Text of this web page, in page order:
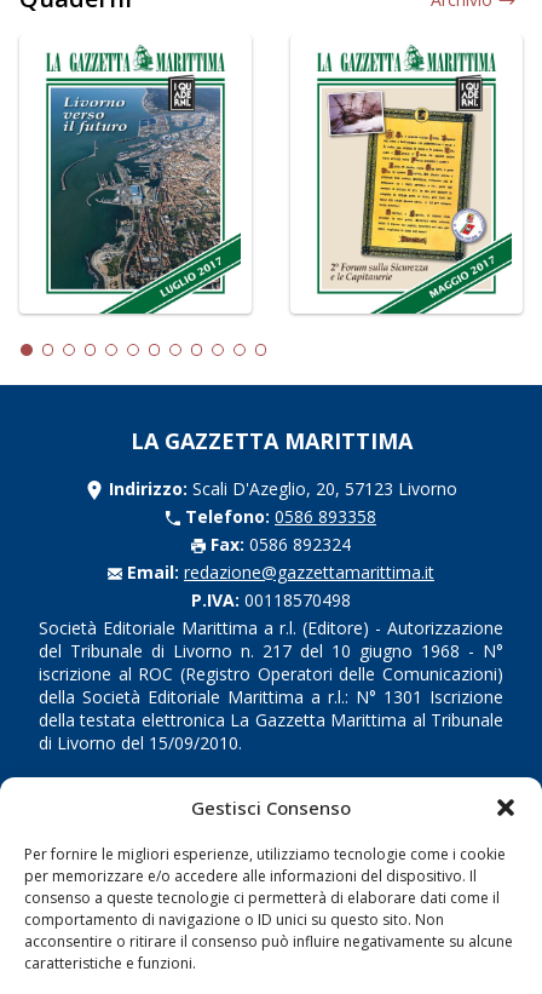
Gestisci Consenso
Per fornire le migliori esperienze, utilizziamo tecnologie come i cookie
per memorizzare e/o accedere alle informazioni del dispositivo. Il
consenso a queste tecnologie ci permetterà di elaborare dati come il
comportamento di navigazione o ID unici su questo sito. Non
acconsentire o ritirare il consenso può influire negativamente su alcune
caratteristiche e funzioni.
LA GAZZETTA MARITTIMA
Indirizzo: Scali D'Azeglio, 20, 57123 Livorno
Telefono: 0586 893358
Fax: 0586 892324
Email: redazione@gazzettamarittima.it
P.IVA: 00118570498
Società Editoriale Marittima a r.l. (Editore) - Autorizzazione
del Tribunale di Livorno n. 217 del 10 giugno 1968 - N°
iscrizione al ROC (Registro Operatori delle Comunicazioni)
della Società Editoriale Marittima a r.l.: N° 1301 Iscrizione
della testata elettronica La Gazzetta Marittima al Tribunale
di Livorno del 15/09/2010.
LINK
Shipping
Porti/Interporti
Trasporti